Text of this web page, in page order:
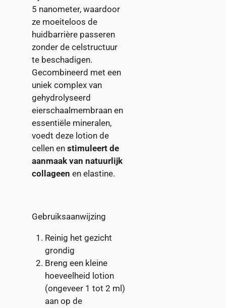
5 nanometer, waardoor
ze moeiteloos de
huidbarrière passeren
zonder de celstructuur
te beschadigen.
Gecombineerd met een
uniek complex van
gehydrolyseerd
eierschaalmembraan en
essentiële mineralen,
voedt deze lotion de
cellen en stimuleert de
aanmaak van natuurlijk
collageen en elastine.
Gebruiksaanwijzing
Reinig het gezicht
grondig
Breng een kleine
hoeveelheid lotion
(ongeveer 1 tot 2 ml)
aan op de